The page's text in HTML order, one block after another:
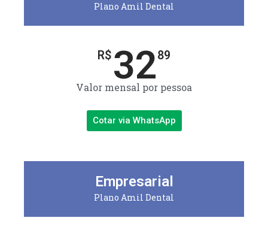
Plano Amil Dental
R$ 3289
Valor mensal por pessoa
Cotar via WhatsApp
Empresarial
Plano Amil Dental